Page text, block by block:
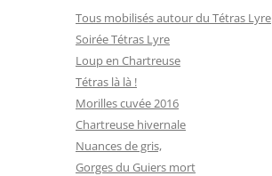
Tous mobilisés autour du Tétras Lyre
Soirée Tétras Lyre
Loup en Chartreuse
Tétras là là !
Morilles cuvée 2016
Chartreuse hivernale
Nuances de gris,
Gorges du Guiers mort